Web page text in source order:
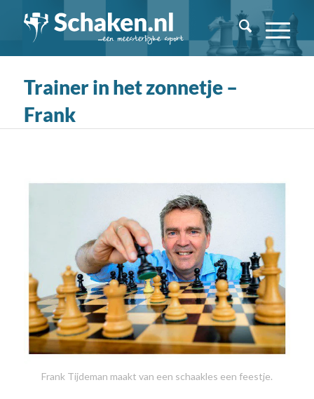
Trainer in het zonnetje –
Frank
Frank Tijdeman maakt van een schaakles een feestje.